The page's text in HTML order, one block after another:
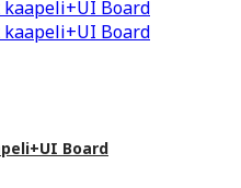
Board